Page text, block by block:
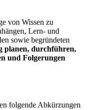
von Wissen zu
Lern- und
sowie begründeten
planen, durchführen,
und Folgerungen
folgende Abkürzungen